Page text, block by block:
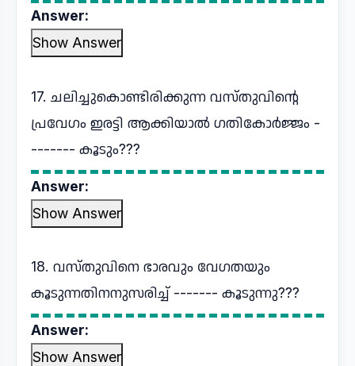
Answer:
Show Answer
17. ചലിച്ചുകൊണ്ടിരിക്കുന്ന വസ്തുവിന്റെ
പ്രവേഗം ഇരട്ടി ആക്കിയാൽ ഗതികോർജ്ജം -
------- കൂടും???
Answer:
Show Answer
18. വസ്തുവിനെ ഭാരവും വേഗതയും
കൂടുന്നതിനനുസരിച്ച് ------- കൂടുന്നു???
Answer:
Show Answer